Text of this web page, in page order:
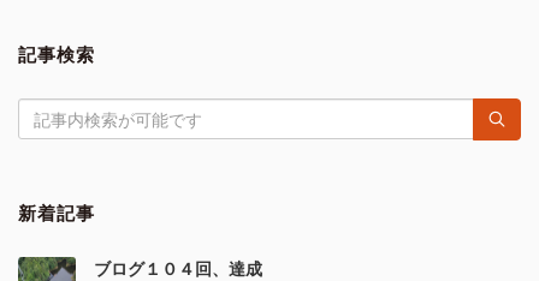
記事検索
新着記事
ブログ１０４回、達成